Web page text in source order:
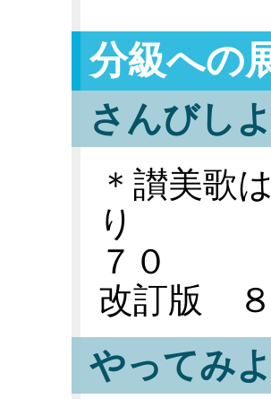
分級への
さんびし
＊讃美歌
り
７０
改訂版 ８
やってみ